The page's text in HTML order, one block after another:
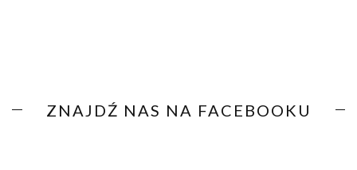
ZNAJDŹ NAS NA FACEBOOKU